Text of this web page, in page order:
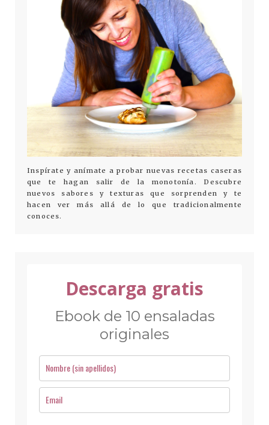
Inspírate y anímate a probar nuevas recetas caseras
que te hagan salir de la monotonía. Descubre
nuevos sabores y texturas que sorprenden y te
hacen ver más allá de lo que tradicionalmente
conoces.
Descarga gratis
Ebook de 10 ensaladas
originales